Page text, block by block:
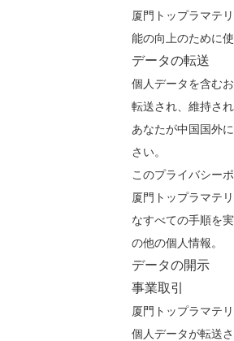
厦門トップラマテ
能の向上のために
データの転送
個人データを含む
転送され、維持さ
あなたが中国国外
さい。
このプライバシー
厦門トップラマテ
なすべての手順を
の他の個人情報。
データの開示
事業取引
厦門トップラマテ
個人データが転送